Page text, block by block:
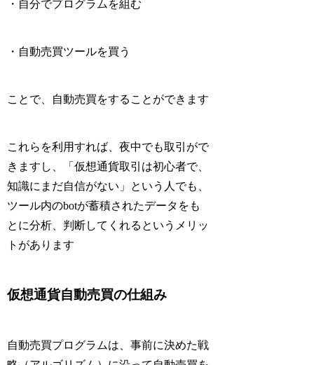
・自分でプログラムを組む
・自動売買ツールを買う
ことで、自動売買をすることができます
これらを利用すれば、夜中でも取引がで
きますし、「仮想通貨取引は初心者で、
知識にまだ自信がない」という人でも、
ツール内のbotが蓄積されたデータをも
とに分析、判断してくれるというメリッ
トがあります
仮想通貨自動売買の仕組み
自動売買プログラムは、事前に決めた戦